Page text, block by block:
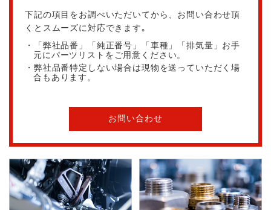
下記の項目をお調べいただいてから、お問い合わせ頂
くとスムーズに対応できます｡
・「弊社品番」「純正番号」「車種」「排気量」お手
元にパーツリストをご用意ください。
・弊社品番特定しない場合は現物を送っていただく場
合もあります。
お問い合わせ